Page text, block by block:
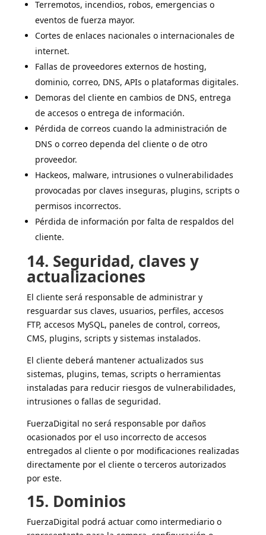
Terremotos, incendios, robos, emergencias o
eventos de fuerza mayor.
Cortes de enlaces nacionales o internacionales de
internet.
Fallas de proveedores externos de hosting,
dominio, correo, DNS, APIs o plataformas digitales.
Demoras del cliente en cambios de DNS, entrega
de accesos o entrega de información.
Pérdida de correos cuando la administración de
DNS o correo dependa del cliente o de otro
proveedor.
Hackeos, malware, intrusiones o vulnerabilidades
provocadas por claves inseguras, plugins, scripts o
permisos incorrectos.
Pérdida de información por falta de respaldos del
cliente.
14. Seguridad, claves y
actualizaciones
El cliente será responsable de administrar y
resguardar sus claves, usuarios, perfiles, accesos
FTP, accesos MySQL, paneles de control, correos,
CMS, plugins, scripts y sistemas instalados.
El cliente deberá mantener actualizados sus
sistemas, plugins, temas, scripts o herramientas
instaladas para reducir riesgos de vulnerabilidades,
intrusiones o fallas de seguridad.
FuerzaDigital no será responsable por daños
ocasionados por el uso incorrecto de accesos
entregados al cliente o por modificaciones realizadas
directamente por el cliente o terceros autorizados
por este.
15. Dominios
FuerzaDigital podrá actuar como intermediario o